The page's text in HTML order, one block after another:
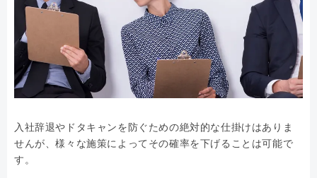
入社辞退やドタキャンを防ぐための絶対的な仕掛けはありま
せんが、様々な施策によってその確率を下げることは可能で
す。